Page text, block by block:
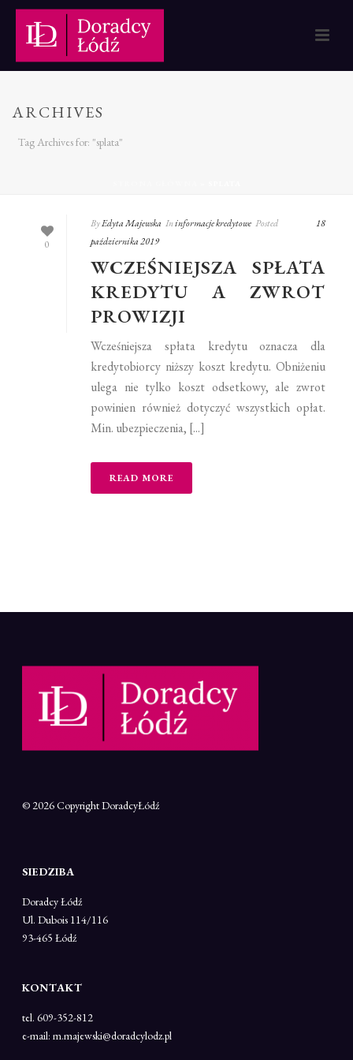
ARCHIVES
Tag Archives for: "splata"
0
ByEdyta Majewska Ininformacje kredytowe Posted
18
października 2019
WCZEŚNIEJSZA SPŁATA
KREDYTU A ZWROT
PROWIZJI
Wcześniejsza spłata kredytu oznacza dla
kredytobiorcy niższy koszt kredytu. Obniżeniu
ulega nie tylko koszt odsetkowy, ale zwrot
powinien również dotyczyć wszystkich opłat.
Min. ubezpieczenia, [...]
READ MORE
© 2026 CopyrightDoradcyŁódź
SIEDZIBA
Doradcy Łódź
Ul. Dubois 114/116
93-465 Łódź
KONTAKT
tel. 609-352-812
e-mail: m.majewski@doradcylodz.pl